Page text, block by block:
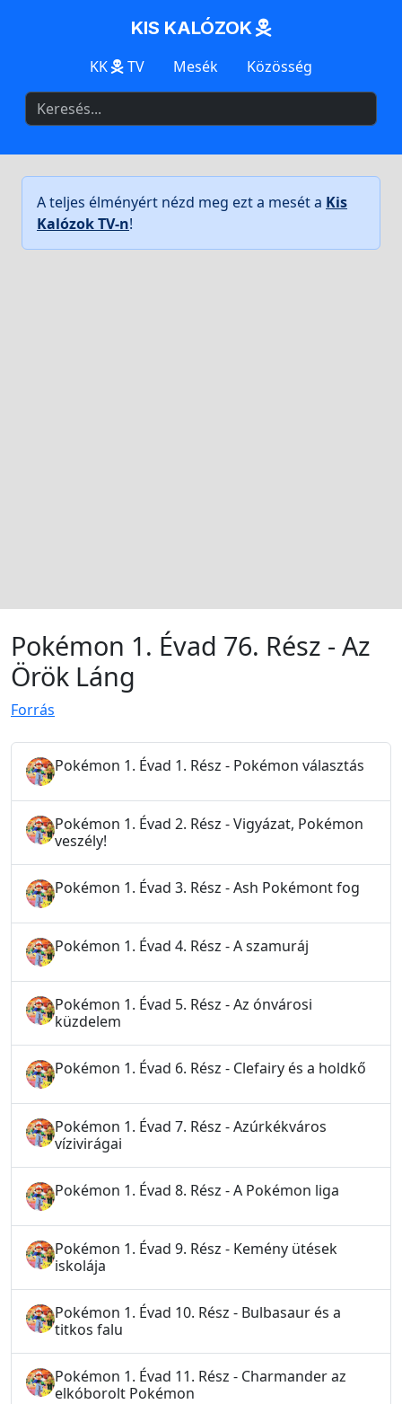
KIS KALÓZOK
KK TV Mesék Közösség
A teljes élményért nézd meg ezt a mesét a Kis
Kalózok TV-n!
Pokémon 1. Évad 76. Rész - Az
Örök Láng
Forrás
Pokémon 1. Évad 1. Rész - Pokémon választás
Pokémon 1. Évad 2. Rész - Vigyázat, Pokémon
veszély!
Pokémon 1. Évad 3. Rész - Ash Pokémont fog
Pokémon 1. Évad 4. Rész - A szamuráj
Pokémon 1. Évad 5. Rész - Az ónvárosi
küzdelem
Pokémon 1. Évad 6. Rész - Clefairy és a holdkő
Pokémon 1. Évad 7. Rész - Azúrkékváros
vízivirágai
Pokémon 1. Évad 8. Rész - A Pokémon liga
Pokémon 1. Évad 9. Rész - Kemény ütések
iskolája
Pokémon 1. Évad 10. Rész - Bulbasaur és a
titkos falu
Pokémon 1. Évad 11. Rész - Charmander az
elkóborolt Pokémon